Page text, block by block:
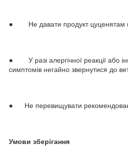
● Не давати продукт цуценятам
● У разі алергічної реакції або
симптомів негайно звернутися до
● Не перевищувати
Умови зберігання